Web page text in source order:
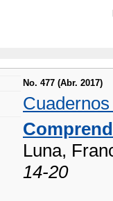
No. 477 (Abr. 2017)
Luna,
14-20